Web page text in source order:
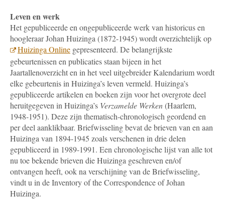
Leven en werk
Het gepubliceerde en ongepubliceerde werk van historicus en
hoogleraar Johan Huizinga (1872-1945) wordt overzichtelijk op
Huizinga Online gepresenteerd. De belangrijkste
gebeurtenissen en publicaties staan bijeen in het
Jaartallenoverzicht en in het veel uitgebreider Kalendarium wordt
elke gebeurtenis in Huizinga’s leven vermeld. Huizinga’s
gepubliceerde artikelen en boeken zijn voor het overgrote deel
heruitgegeven in Huizinga’s Verzamelde Werken(Haarlem,
1948-1951). Deze zijn thematisch-chronologisch geordend en
per deel aanklikbaar. Briefwisseling bevat de brieven van en aan
Huizinga van 1894-1945 zoals verschenen in drie delen
gepubliceerd in 1989-1991. Een chronologische lijst van alle tot
nu toe bekende brieven die Huizinga geschreven en/of
ontvangen heeft, ook na verschijning van de Briefwisseling,
vindt u in de Inventory of the Correspondence of Johan
Huizinga.